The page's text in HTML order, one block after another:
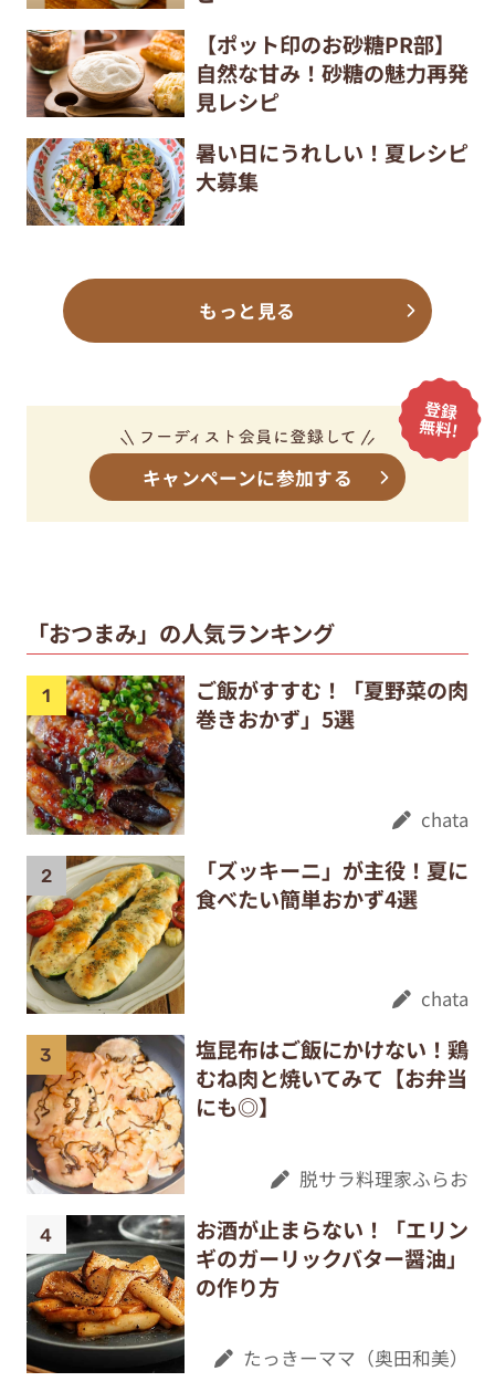
【ポット印のお砂糖PR部】
自然な甘み！砂糖の魅力再発
見レシピ
暑い日にうれしい！夏レシピ
大募集
もっと見る
キャンペーンに参加する
「おつまみ」の人気ランキング
ご飯がすすむ！「夏野菜の肉
巻きおかず」5選
chata
「ズッキーニ」が主役！夏に
食べたい簡単おかず4選
chata
塩昆布はご飯にかけない！鶏
むね肉と焼いてみて【お弁当
にも◎】
脱サラ料理家ふらお
お酒が止まらない！「エリン
ギのガーリックバター醤油」
の作り方
たっきーママ（奥田和美）